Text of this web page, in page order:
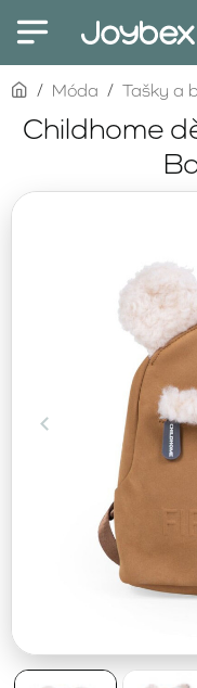
Childhome
homeMóda Tašky a